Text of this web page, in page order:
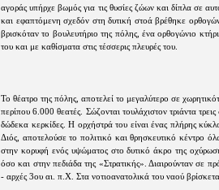
αγοράς υπήρχε βωμός για τις θυσίες ζώων και δίπλα σε
και εφαπτόμενη σχεδόν στη δυτική στοά βρέθηκε
βρισκόταν το βουλευτήριο της πόλης, ένα ορθογώνιο
του και με καθίσματα στις τέσσερις πλευρές του.
Το θέατρο της πόλης, αποτελεί το μεγαλύτερο σε
περίπου 6.000 θεατές. Σώζονται τουλάχιστον τριάντα
δώδεκα κερκίδες. Η ορχήστρά του είναι ένας πλήρης
Διός, αποτελούσε το πολιτικό και θρησκευτικό κέντρο
στην κορυφή ενός υψώματος στο δυτικό άκρο της
όσο και στην πεδιάδα της «Στρατικής». Διαιρούνταν σε
- αρχές 3ου αι. π.Χ. Στα νοτιοανατολικά του ναού